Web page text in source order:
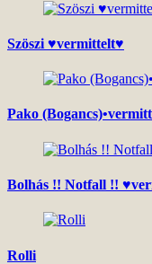
Szöszi ♥vermittelt♥
Pako
Bolhás !! Notfall !!
Rolli